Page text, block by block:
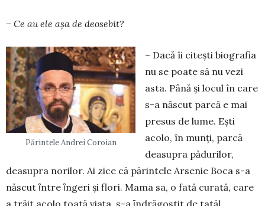
– Ce au ele așa de deosebit?
Părintele Andrei Coroian
– Dacă îi citești biografia
nu se poate să nu vezi
asta. Până și locul în care
s-a născut parcă e mai
pre­sus de lume. Ești
acolo, în munți, parcă
deasupra pă­durilor,
deasupra norilor. Ai zice că părintele Arsenie Boca s-a
născut ȋntre ȋngeri şi flori. Mama sa, o fată cu­rată, care